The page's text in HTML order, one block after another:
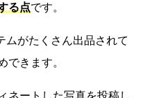
る点です。
ムがたくさん出品されて
できます。
ネートした写真を投稿し